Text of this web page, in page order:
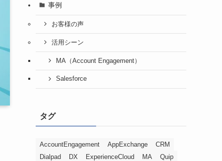
事例
お客様の声
活用シーン
MA（Account Engagement）
Salesforce
タグ
AccountEngagement AppExchange
CRM
Dialpad
DX ExperienceCloud MA
Quip